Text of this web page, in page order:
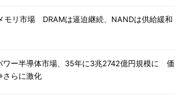
モリ市場 DRAMは逼迫継続、NANDは供給緩和
ワー半導体市場、35年に3兆2742億円規模に 価
さらに激化